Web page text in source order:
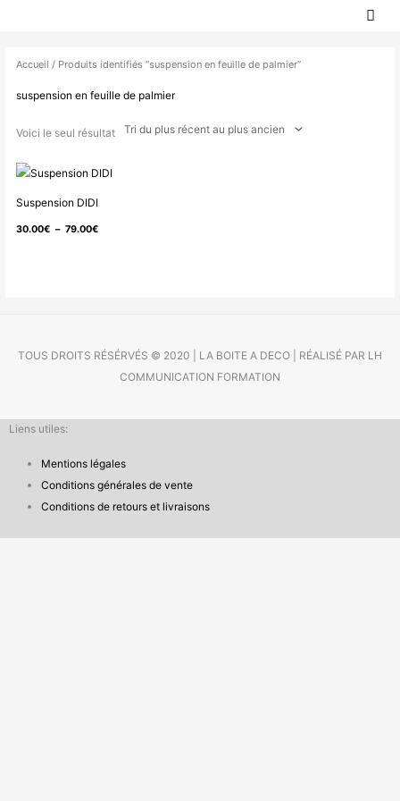
Accueil / Produits identifiés “suspension en feuille de palmier”
suspension en feuille de palmier
Voici le seul résultat
Suspension DIDI
30.00€ – 79.00€
Plage
30.00€
TOUS DROITS RÉSÉRVÉS © 2020 | LA BOITE A DECO | RÉALISÉ PAR LH
COMMUNICATION FORMATION
Liens utiles:
Mentions légales
Conditions générales de vente
Conditions de retours et livraisons